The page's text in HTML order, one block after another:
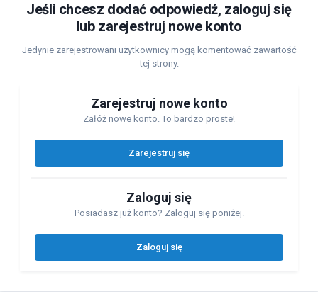
Jeśli chcesz dodać odpowiedź, zaloguj się
lub zarejestruj nowe konto
Jedynie zarejestrowani użytkownicy mogą komentować zawartość
tej strony.
Zarejestruj nowe konto
Załóż nowe konto. To bardzo proste!
Zarejestruj się
Zaloguj się
Posiadasz już konto? Zaloguj się poniżej.
Zaloguj się